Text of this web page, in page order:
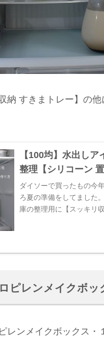
納 すきまトレー】の
【100均】水出し
整理【シリコーン
ダイソーで買ったもの今
ろ夏の準備をしてました
庫の整理用に【スッキリ
ピレンメイクボッ
レンメイクボックス